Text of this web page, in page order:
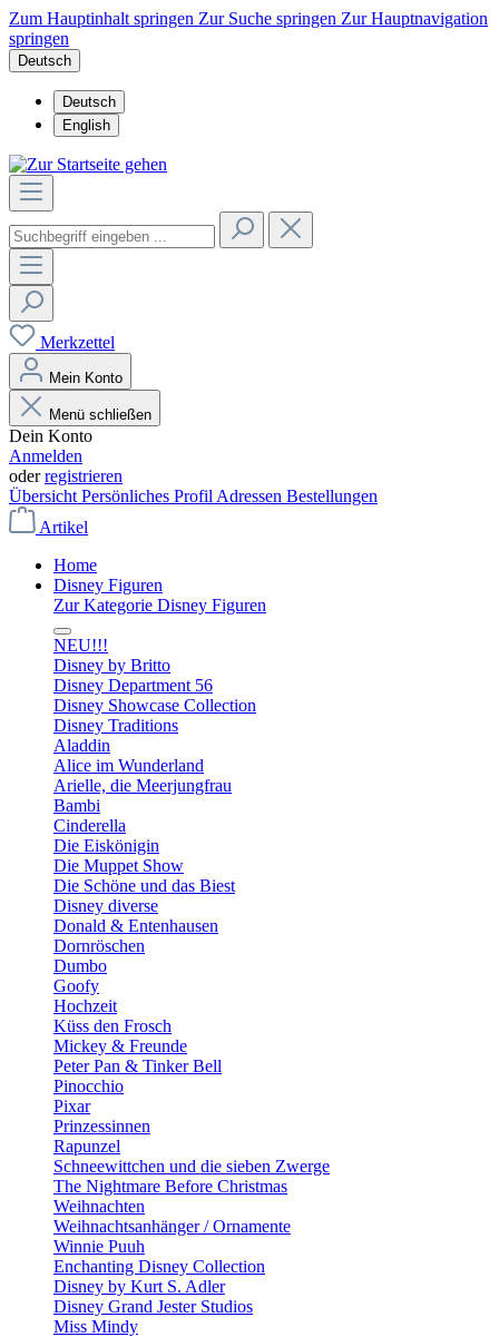
Zum Hauptinhalt springen Zur Suche springen Zur Hauptnavigation
springen
Deutsch
Deutsch
English
Merkzettel
Mein Konto
Menü schließen
Dein Konto
Anmelden
oderregistrieren
Übersicht Persönliches Profil Adressen Bestellungen
Artikel
Home
Disney Figuren
Zur Kategorie Disney Figuren
NEU!!!
Disney by Britto
Disney Department 56
Disney Showcase Collection
Disney Traditions
Aladdin
Alice im Wunderland
Arielle, die Meerjungfrau
Bambi
Cinderella
Die Eiskönigin
Die Muppet Show
Die Schöne und das Biest
Disney diverse
Donald & Entenhausen
Dornröschen
Dumbo
Goofy
Hochzeit
Küss den Frosch
Mickey & Freunde
Peter Pan & Tinker Bell
Pinocchio
Pixar
Prinzessinnen
Rapunzel
Schneewittchen und die sieben Zwerge
The Nightmare Before Christmas
Weihnachten
Weihnachtsanhänger / Ornamente
Winnie Puuh
Enchanting Disney Collection
Disney by Kurt S. Adler
Disney Grand Jester Studios
Miss Mindy